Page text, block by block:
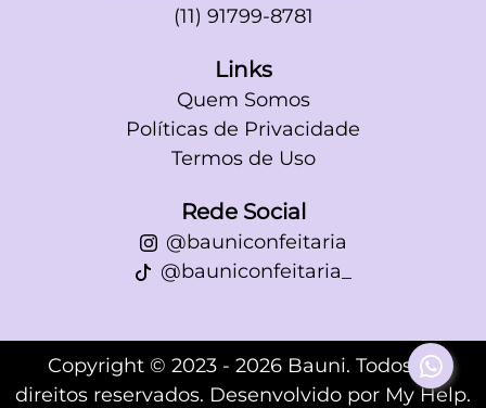
(11) 91799-8781
Links
Quem Somos
Políticas de Privacidade
Termos de Uso
Rede Social
@bauniconfeitaria
@bauniconfeitaria_
Copyright © 2023 - 2026 Bauni. Todos os
direitos reservados. Desenvolvido por My Help.